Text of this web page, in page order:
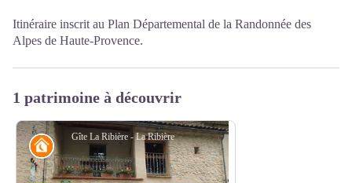
Itinéraire inscrit au Plan Départemental de la Randonnée des
Alpes de Haute-Provence.
1 patrimoine à découvrir
Gîte La Ribière - La Ribière
Refuge